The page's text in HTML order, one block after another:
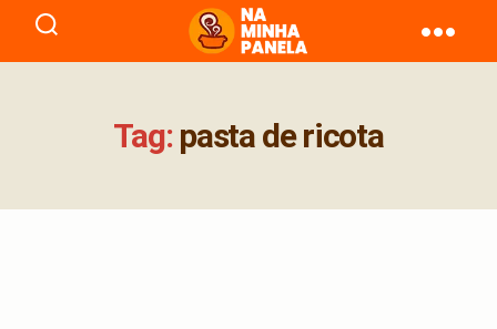
naminhapanela.com
Tag: pasta de ricota